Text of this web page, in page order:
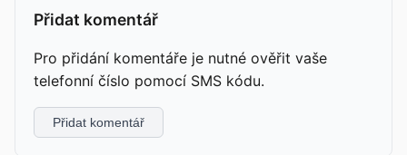
Přidat komentář
Pro přidání komentáře je nutné ověřit vaše
telefonní číslo pomocí SMS kódu.
Přidat komentář